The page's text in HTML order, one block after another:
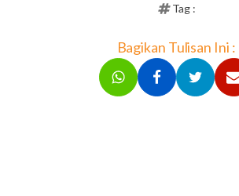
Tag :
Bagikan Tulisan Ini :